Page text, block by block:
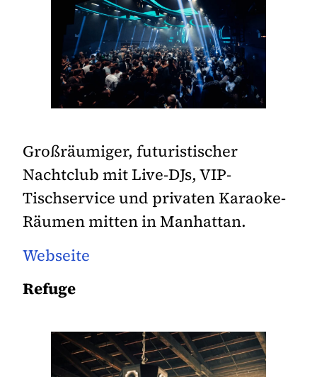
Großräumiger, futuristischer
Nachtclub mit Live-DJs, VIP-
Tischservice und privaten Karaoke-
Räumen mitten in Manhattan.
Webseite
Refuge